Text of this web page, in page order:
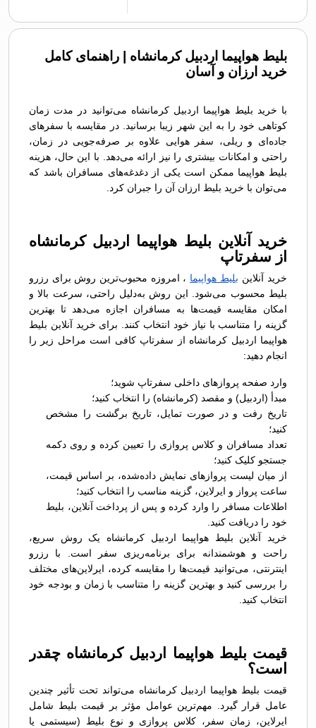
بلیط هواپیما اردبیل کرمانشاه | راهنمای کامل
خرید ارزان و آسان
با خرید بلیط هواپیما اردبیل کرمانشاه می‌توانید در مدت زمان
کوتاهی خود را به این شهر زیبا برسانید. در مقایسه با سفرهای
جاده‌ای و ریلی، سفر هوایی علاوه بر صرفه‌جویی در زمان،
راحتی و امکانات بیشتری را نیز ارائه می‌دهد. با این حال، هزینه
بلیط هواپیما ممکن است یکی از دغدغه‌های مسافران باشد که
می‌توان با خرید بلیط ارزان آن را جبران کرد.
خرید آنلاین بلیط هواپیما اردبیل کرمانشاه
از سفرتاپ
خرید آنلاین بلیط هواپیما ، امروزه محبوب‌ترین روش برای رزرو
بلیط محسوب می‌شود. این روش به‌دلیل راحتی، سرعت بالا و
امکان مقایسه قیمت‌ها به مسافران اجازه می‌دهد تا بهترین
گزینه را متناسب با نیاز خود انتخاب کنند. برای خرید آنلاین بلیط
هواپیما اردبیل کرمانشاه از سفرتاپ کافی است مراحل زیر را
انجام دهید:
وارد صفحه پروازهای داخلی سفرتاپ شوید؛
مبدأ (اردبیل) و مقصد (کرمانشاه) را انتخاب کنید؛
تاریخ رفت و در صورت تمایل، تاریخ برگشت را مشخص
کنید؛
تعداد مسافران و کلاس پروازی را تعیین کرده و روی دکمه
جستجو کلیک کنید؛
از میان لیست پروازهای نمایش داده‌شده، بر اساس قیمت،
ساعت پرواز و ایرلاین، گزینه مناسب را انتخاب کنید؛
اطلاعات مسافر را وارد کرده و پس از پرداخت آنلاین، بلیط
خود را دریافت کنید.
خرید آنلاین بلیط هواپیما اردبیل کرمانشاه یک روش سریع،
راحت و هوشمندانه برای برنامه‌ریزی سفر است. با رزرو
اینترنتی، می‌توانید قیمت‌ها را مقایسه کرده، ایرلاین‌های مختلف
را بررسی کنید و بهترین گزینه را متناسب با زمان و بودجه خود
انتخاب کنید.
قیمت بلیط هواپیما اردبیل کرمانشاه چقدر
است؟
قیمت بلیط هواپیما اردبیل کرمانشاه می‌تواند تحت تأثیر چندین
عامل قرار گیرد. مهم‌ترین عوامل مؤثر بر قیمت بلیط شامل
ایرلاین، زمان سفر، کلاس پروازی و نوع بلیط (سیستمی یا